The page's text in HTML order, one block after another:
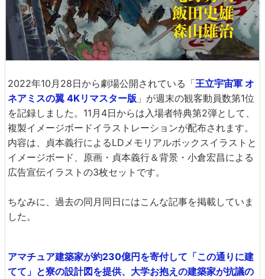
2022年10月28日から劇場公開されている「王立宇宙軍 オ
ネアミスの翼 4Kリマスター版 」が週末の観客動員数第1位
を記録しました。11月4日からは入場者特典第2弾として、
複製イメージボードイラストレーションが配布されます。
内容は、貞本義行によるLDメモリアルボックスイラストと
イメージボード、原画・貞本義行＆背景・小倉宏昌による
広告宣伝イラストの3枚セットです。
ちなみに、過去の同月同日にはこんな記事を掲載していま
した。
アマチュア建築家が約230億円を寄付して「この通りに建
てて」と寮の設計図を提供、大学お抱えの建築家が抗議の